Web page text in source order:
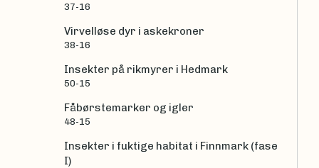
37-16
Virvelløse dyr i askekroner
38-16
Insekter på rikmyrer i Hedmark
50-15
Fåbørstemarker og igler
48-15
Insekter i fuktige habitat i Finnmark (fase
I)